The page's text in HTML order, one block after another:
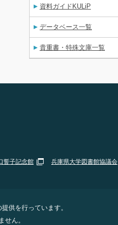
資料ガイドKULiP
データベース一覧
貴重書・特殊文庫一覧
誓子記念館
兵庫県大学図書館協議会
Only
供を行っています。
ん。